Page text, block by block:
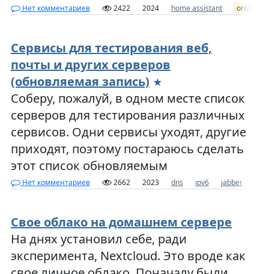
Нет комментариев 2422 2024 home assistant online
Сервисы для тестирования веб,
почты и других серверов
(обновляемая запись)
Соберу, пожалуй, в одном месте список
серверов для тестирования различных
сервисов. Одни сервисы уходят, другие
приходят, поэтому постараюсь сделать
этот список обновляемым
Нет комментариев 2662 2023 dns ipv6 jabber
Свое облако на домашнем сервере
На днях установил себе, ради
эксперимента, Nextcloud. Это вроде как